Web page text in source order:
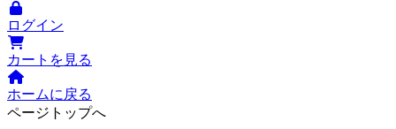
ログイン
カートを見る
ホームに戻る
ページトップへ